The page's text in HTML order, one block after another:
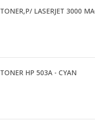
TONER,P/ LASERJET 3000
TONER HP 503A - CYAN